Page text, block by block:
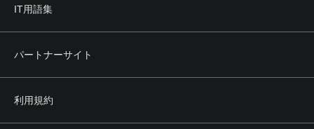
IT用語集
パートナーサイト
利用規約